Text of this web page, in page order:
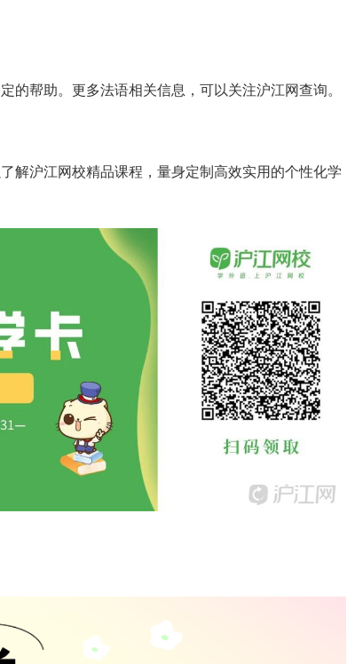
帮助。更多法语相关信息，可以关注沪江网查询。
解沪江网校精品课程，量身定制高效实用的个性化学